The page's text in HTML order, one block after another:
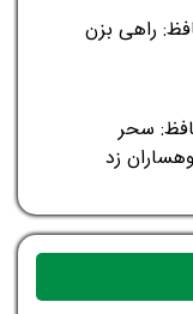
دیوان حافظ: راهی بزن
حافظ: سحر
زد